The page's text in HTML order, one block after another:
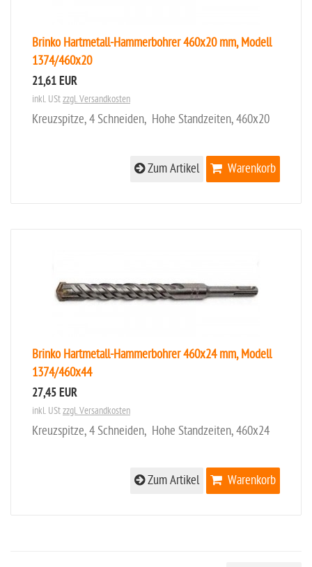
Brinko Hartmetall-Hammerbohrer 460x20 mm, Modell
1374/460x20
21,61 EUR
inkl. UStzzgl. Versandkosten
Kreuzspitze, 4 Schneiden, Hohe Standzeiten, 460x20
Warenkorb
Zum Artikel
Brinko Hartmetall-Hammerbohrer 460x24 mm, Modell
1374/460x44
27,45 EUR
inkl. UStzzgl. Versandkosten
Kreuzspitze, 4 Schneiden, Hohe Standzeiten, 460x24
Warenkorb
Zum Artikel